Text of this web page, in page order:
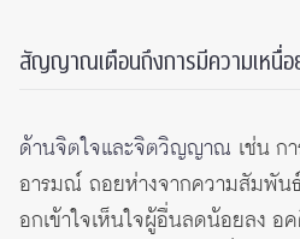
สัญญาณเตือนถึงการมีความเหนื่อย
ด้านจิตใจและจิตวิญญาณ เช่น ก
อารมณ์ ถอยห่างจากความสัมพัน
อกเข้าใจเห็นใจผู้อื่นลดน้อยลง